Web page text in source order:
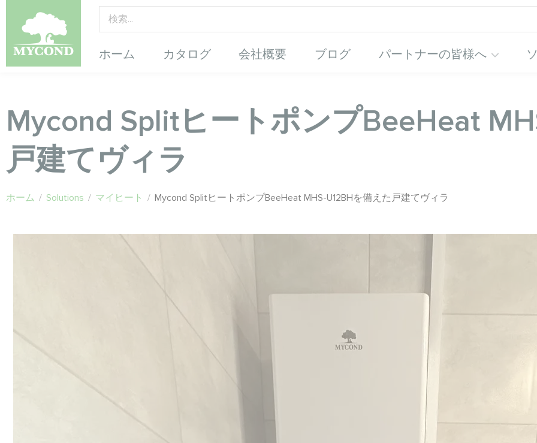
ホーム カタログ 会社概要 ブログ パートナーの皆様へ
Mycond SplitヒートポンプBeeHeat
戸建てヴィラ
ホーム / Solutions / マイヒート / Mycond SplitヒートポンプBeeHeat MHS-U12BHを備えた戸建てヴィラ